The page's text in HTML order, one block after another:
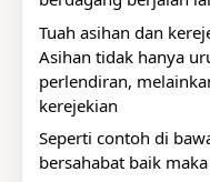
Tuah asihan dan
Asihan tidak hanya
perlendiran,
kerejekian
Seperti contoh di
bersahabat baik